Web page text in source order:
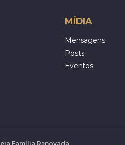
MÍDIA
Mensagens
Posts
Eventos
Família Renovada